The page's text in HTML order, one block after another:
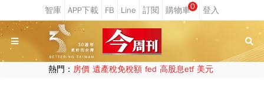
0
熱門： 房價 遺產稅免稅額 fed 高股息etf 美元